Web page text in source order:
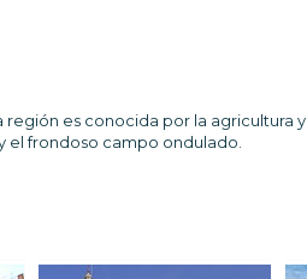
es conocida por la agricultura
el frondoso campo ondulado.